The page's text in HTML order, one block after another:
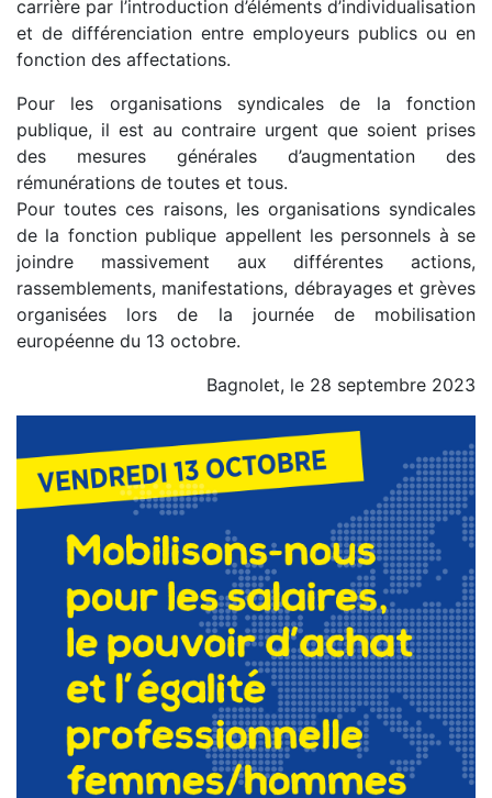
carrière par l’introduction d’éléments d’individualisation
et de différenciation entre employeurs publics ou en
fonction des affectations.
Pour les organisations syndicales de la fonction
publique, il est au contraire urgent que soient prises
des mesures générales d’augmentation des
rémunérations de toutes et tous.
Pour toutes ces raisons, les organisations syndicales
de la fonction publique appellent les personnels à se
joindre massivement aux différentes actions,
rassemblements, manifestations, débrayages et grèves
organisées lors de la journée de mobilisation
européenne du 13 octobre.
Bagnolet, le 28 septembre 2023